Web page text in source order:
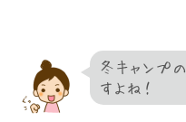
冬キャンプ
すよね！